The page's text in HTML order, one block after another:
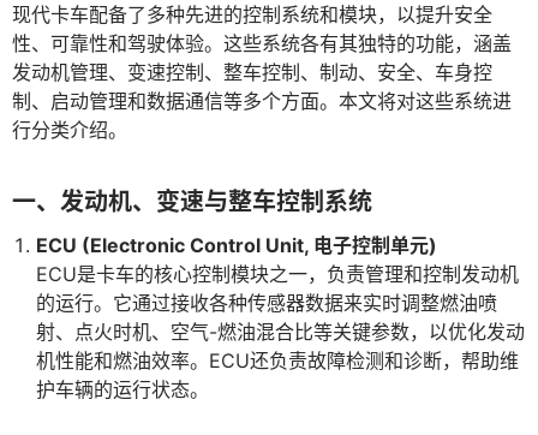
现代卡车配备了多种先进的控制系统和模块，以提升安全
性、可靠性和驾驶体验。这些系统各有其独特的功能，涵盖
发动机管理、变速控制、整车控制、制动、安全、车身控
制、启动管理和数据通信等多个方面。本文将对这些系统进
行分类介绍。
一、发动机、变速与整车控制系统
ECU (Electronic Control Unit, 电子控制单元)
ECU是卡车的核心控制模块之一，负责管理和控制发动机
的运行。它通过接收各种传感器数据来实时调整燃油喷
射、点火时机、空气-燃油混合比等关键参数，以优化发动
机性能和燃油效率。ECU还负责故障检测和诊断，帮助维
护车辆的运行状态。